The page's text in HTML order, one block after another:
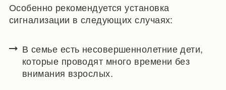
Особенно рекомендуется установка
сигнализации в следующих случаях:
В семье есть несовершеннолетние дети,
которые проводят много времени без
внимания взрослых.